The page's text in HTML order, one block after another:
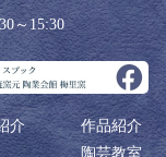
～15:30
介
作品紹介
陶芸教室